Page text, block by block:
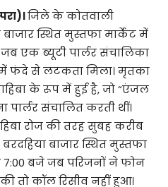
जिले के कोतवाली
बाजार स्थित मुस्तफा मार्केट में
एक ब्यूटी पार्लर संचालिका
में फंदे से लटकता मिला। मृतका
के रूप में हुई है, जो “एंजल
पार्लर संचालित करती थीं।
रोज की तरह सुबह करीब
बाजार स्थित मुस्तफा
7:00 बजे जब परिजनों ने फोन
तो कॉल रिसीव नहीं हुआ।